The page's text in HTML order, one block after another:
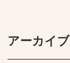
アーカイブ